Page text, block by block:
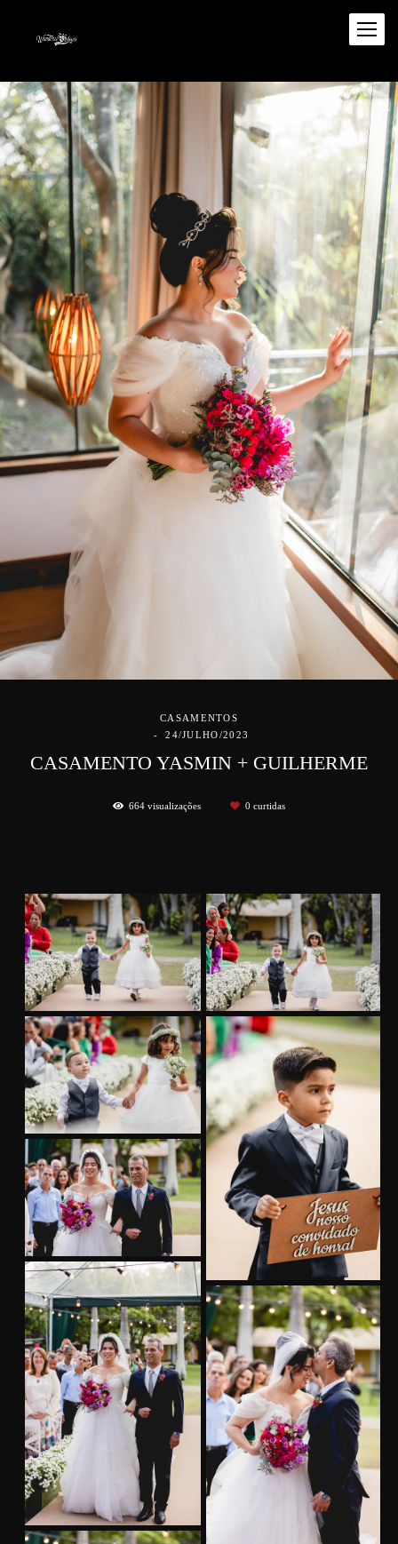
CASAMENTOS
24/JULHO/2023
CASAMENTO YASMIN + GUILHERME
664 visualizações 0 curtidas